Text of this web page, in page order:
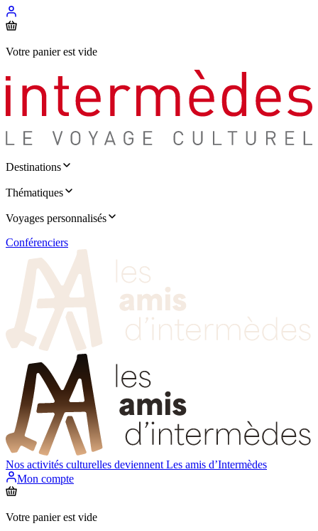
Votre panier est vide
Destinations
Thématiques
Voyages personnalisés
Conférenciers
Nos activités culturelles deviennent Les amis d’Intermèdes
Mon compte
Votre panier est vide